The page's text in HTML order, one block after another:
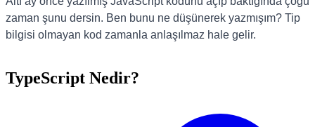
zaman şunu dersin. Ben bunu ne düşünerek yazmışım? Tip
bilgisi olmayan kod zamanla anlaşılmaz hale gelir.
TypeScript Nedir?